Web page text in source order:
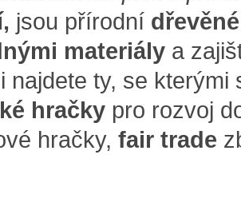
jsou přírodní
materiály a
najdete ty, se
hračky pro rozvoj
hračky, fair trade